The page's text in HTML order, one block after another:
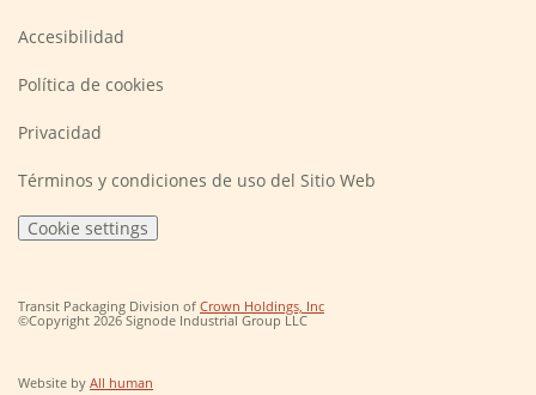
Accesibilidad
Política de cookies
Privacidad
Términos y condiciones de uso del Sitio Web
Cookie settings
Transit Packaging Division of Crown Holdings, Inc(Opens
in
©Copyright 2026 Signode Industrial Group LLC
Website by All human